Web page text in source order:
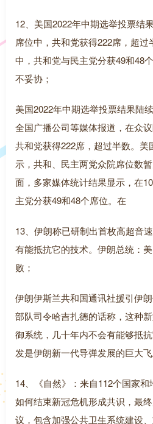
12、美国2022年中期选举投票结
席位中，共和党获得222席，超
中，共和党与民主党分获49和48
不妥协；
美国2022年中期选举投票结果陆
全国广播公司等媒体报道，在众
共和党获得222席，超过半数。美
示，共和、民主两党众院席位数
面，多家媒体统计结果显示，在
主党分获49和48个席位。在
13、伊朗称已研制出首枚高超音
有能抵抗它的技术。伊朗总统：
败；
伊朗伊斯兰共和国通讯社援引伊
部队司令哈吉扎德的话称，这种
御系统，几十年内不会有能够抵
发是伊朗新一代导弹发展的巨大飞
14、《自然》：来自112个国家
如何结束新冠危机形成共识，最
议，包含加强公共卫生系统建设